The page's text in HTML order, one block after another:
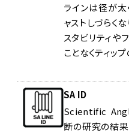
ラインは径が太
ャストしづらく
スタビリティや
ことなくティッ
SA ID
Scientific
断の研究の結